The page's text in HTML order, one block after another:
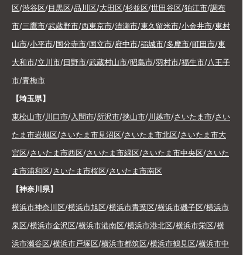
区/渋谷区/目黒区/品川区/大田区/杉並区/世田谷区/狛江市/調布
市/三鷹市/武蔵野市/西東京市/清瀬市/東久留米市/小金井市/東村
山市/小平市/国分寺市/国立市/府中市/稲城市/多摩市/町田市/東
大和市/立川市/日野市/武蔵村山市/昭島市/羽村市/福生市/八王子
市/青梅市
【埼玉県】
東松山市/川口市/入間市/所沢市/挟山市/川越市/さいたま市/さい
たま市岩槻区/さいたま市見沼区/さいたま市北区/さいたま市大
宮区/さいたま市西区/さいたま市緑区/さいたま市中央区/さいた
ま市浦和区/さいたま市桜区/さいたま市南区
【神奈川県】
横浜市神奈川区/横浜市旭区/横浜市青葉区/横浜市磯子区/横浜市
泉区/横浜市金沢区/横浜市港南区/横浜市港北区/横浜市栄区/横
浜市瀬谷区/横浜市戸塚区/横浜市都筑区/横浜市鶴見区/横浜市中